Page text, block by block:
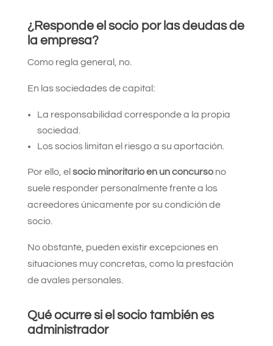
¿Responde el socio por las deudas de
la empresa?
Como regla general, no.
En las sociedades de capital:
La responsabilidad corresponde a la propia
sociedad.
Los socios limitan el riesgo a su aportación.
Por ello, el socio minoritario en un concursono
suele responder personalmente frente a los
acreedores únicamente por su condición de
socio.
No obstante, pueden existir excepciones en
situaciones muy concretas, como la prestación
de avales personales.
Qué ocurre si el socio también es
administrador